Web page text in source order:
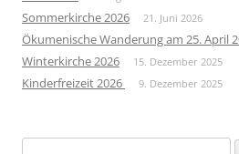
Sommerkirche 2026 21. Juni 2026
Ökumenische Wanderung am 25. April
Winterkirche 2026 15. Dezember 2025
Kinderfreizeit 2026 9. Dezember 2025